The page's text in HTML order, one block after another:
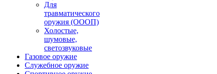
Для
травматического
оружия (ОООП)
Холостые,
шумовые,
светозвуковые
Газовое оружие
Служебное оружие